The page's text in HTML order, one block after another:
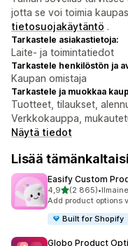
jotta se voi toimia
tietosuojakäytäntö .
Tarkastele asiakastietoja:
Laite- ja toimintatiedot
Tarkastele henkilöstön ja
Kaupan omistaja
Tarkastele ja muokkaa
Tuotteet, tilaukset,
Verkkokauppa,
Näytä tiedot
Lisää
Easify Custom
4,9/ 5 tähteä
(2 865)
2865 arvostelua
•
Add product options
Built for Shopify
Globo Product